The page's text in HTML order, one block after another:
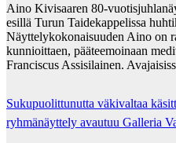
Aino Kivisaaren 80-
esillä Turun Taidekappelissa
Näyttelykokonaisuuden Aino on
kunnioittaen, pääteemoinaan
Franciscus Assisilainen.
Sukupuolittunutta väkivaltaa
ryhmänäyttely avautuu Galleria